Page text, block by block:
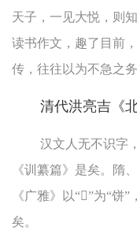
天子，一见大悦，则
读书作文，趣了目前
传，往往以为不急之
清代洪亮吉《
汉文人无不识字
《训纂篇》是矣。隋
《广雅》以“𩚳”为“饼
矣。